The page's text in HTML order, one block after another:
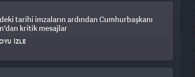
tarihi imzaların ardından Cumhurbaşkanı
kritik mesajlar
İZLE